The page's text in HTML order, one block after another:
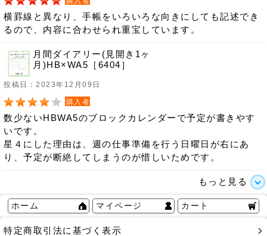
横罫線と異なり、手帳をいろいろな向きにしても記述でき
るので、内容に合わせられ重宝しています。
月間ダイアリー(見開き1ヶ
月)HB×WA5［6404］
投稿日：2023年12月09日
購入者
数少ないHBWA5のブロックカレンダーで予定が書きやす
いです。
星４にした理由は、週の仕事準備を行う日曜日が右にあ
り、予定が断絶してしまうのが惜しいためです。
もっと見る
ホーム マイページ カート
特定商取引法に基づく表示